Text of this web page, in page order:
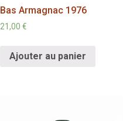
Bas Armagnac 1976
21,00€
Ajouter au panier